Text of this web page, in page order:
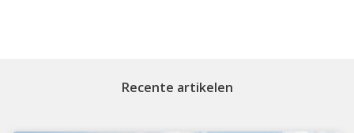
Recente artikelen